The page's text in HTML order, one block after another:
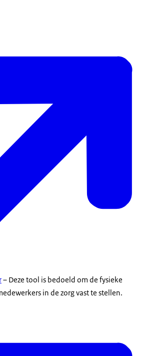
– Deze tool is bedoeld om de fysieke
in de zorg vast te stellen.